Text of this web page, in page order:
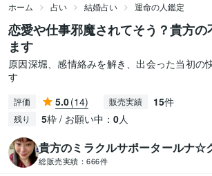
ホーム 占い 結婚占い 運命の人鑑定
恋愛や仕事邪魔されてそう？貴方の
ます
原因深堀、感情絡みを解き、出会った当初の
す
評価 5.0(14) 販売実績 15件
残り 5枠 / お願い中： 0人
貴方のミラクルサポータールナ☆
総販売実績： 666件